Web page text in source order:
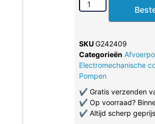
SKUG242409
Categorieën
Electromechanische
Pompen
✔Gratis verzenden
✔Op voorraad?
✔Altijd scherp